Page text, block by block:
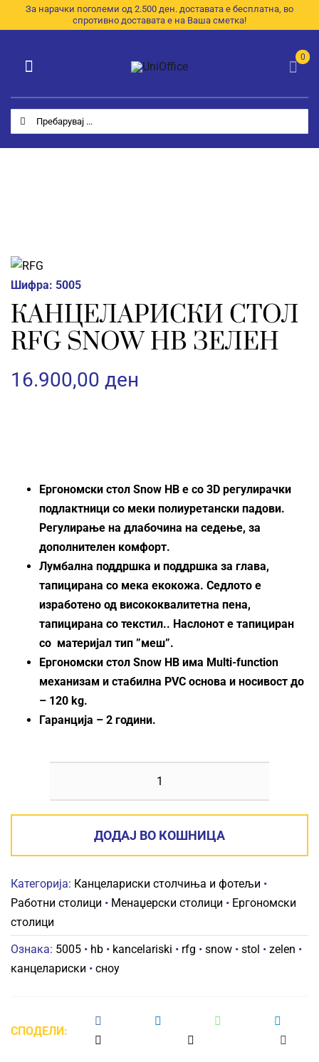
to
За нарачки поголеми од 2.500 ден. доставата е бесплатна, во
спротивно доставата е на Ваша сметка!
Search
for:
0
Toggle
Navigation
Категории
Почетна
Шифра: 5005
КАНЦЕЛАРИСКИ СТОЛ
RFG SNOW HB ЗЕЛЕН
16.900,00 ден
Ергономски стол Snow HB е со 3D регулирачки
подлактници со меки полиуретански падови.
Регулирање на длабочина на седење, за
дополнителен комфорт.
Лумбална поддршка и поддршка за глава,
тапицирана со мека екокожа. Седлото е
изработено од висококвалитетна пена,
тапицирана со текстил.. Наслонот е тапициран
со материјал тип ”меш”.
Ергономски стол Snow HB има Multi-function
механизам и стабилна PVC основа и носивост до
– 120 kg.
Гаранција – 2 години.
RFG
ЗЕЛЕН
количина
ДОДАЈ ВО КОШНИЦА
Категорија: Канцелариски столчиња и фотељи •
Работни столици • Менаџерски столици • Ергономски
столици
Ознака: 5005• hb• kancelariski • rfg • snow• stol • zelen •
канцелариски • сноу
СПОДЕЛИ: